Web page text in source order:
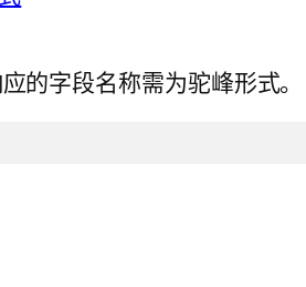
的字段名称需为驼峰形式。